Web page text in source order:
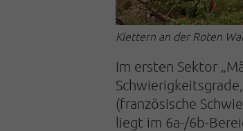
Klettern an der Roten
Im ersten Sektor
(französische
liegt im 6a-/6b-